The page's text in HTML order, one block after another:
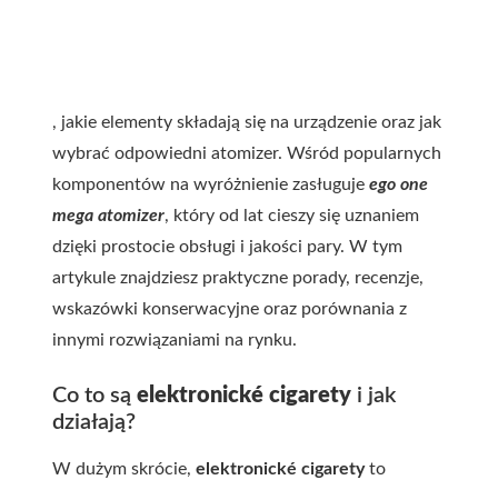
, jakie elementy składają się na urządzenie oraz jak
wybrać odpowiedni atomizer. Wśród popularnych
komponentów na wyróżnienie zasługuje ego one
mega atomizer, który od lat cieszy się uznaniem
dzięki prostocie obsługi i jakości pary. W tym
artykule znajdziesz praktyczne porady, recenzje,
wskazówki konserwacyjne oraz porównania z
innymi rozwiązaniami na rynku.
Co to są elektronické cigarety i jak
działają?
W dużym skrócie, elektronické cigaretyto